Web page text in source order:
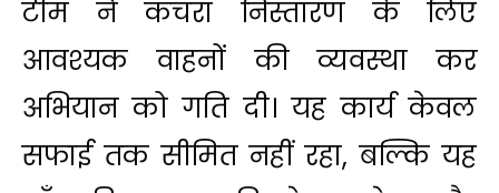
टीम ने कचरा निस्तारण के लिए
आवश्यक वाहनों की व्यवस्था कर
अभियान को गति दी। यह कार्य केवल
सफाई तक सीमित नहीं रहा, बल्कि यह